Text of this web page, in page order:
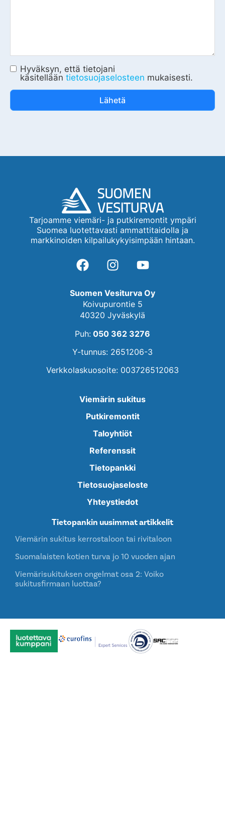
Hyväksyn, että tietojani
käsitellään tietosuojaselosteen mukaisesti.
Lähetä
Tarjoamme viemäri- ja putkiremontit ympäri
Suomea luotettavasti ammattitaidolla ja
markkinoiden kilpailukykyisimpään hintaan.
Suomen Vesiturva Oy
Koivupurontie 5
40320 Jyväskylä
Puh: 050 362 3276
Y-tunnus: 2651206-3
Verkkolaskuosoite: 003726512063
Viemärin sukitus
Putkiremontit
Taloyhtiöt
Referenssit
Tietopankki
Tietosuojaseloste
Yhteystiedot
Tietopankin uusimmat artikkelit
Viemärin sukitus kerrostaloon tai rivitaloon
Suomalaisten kotien turva jo 10 vuoden ajan
Viemärisukituksen ongelmat osa 2: Voiko
sukitusfirmaan luottaa?